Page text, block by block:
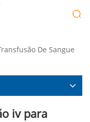
De Sangue
iv para